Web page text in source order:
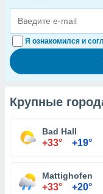
Я ознакомился и
Крупные
Bad Hall
+33° +19°
Mattighofen
+33° +20°